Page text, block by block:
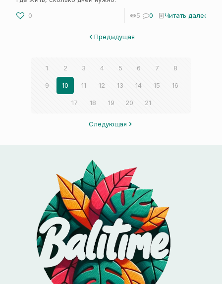
0
5 0 Читать далее
Предыдущая
1 2 3 4 5 6 7 8
9 10 11 12 13 14 15 16
17 18 19 20 21
Следующая